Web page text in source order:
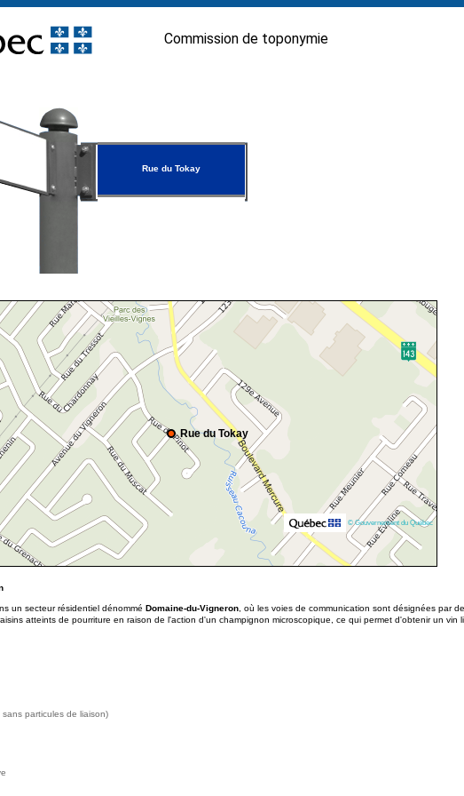
Commission de toponymie
Rue du Tokay
Rue du Tokay
© Gouvernement du Québec
un secteur résidentiel dénommé Domaine-du-Vigneron où les voies de communication sont désignées par
atteints de pourriture en raison de l'action d'un champignon microscopique, ce qui permet d'obtenir un vin
particules de liaison)